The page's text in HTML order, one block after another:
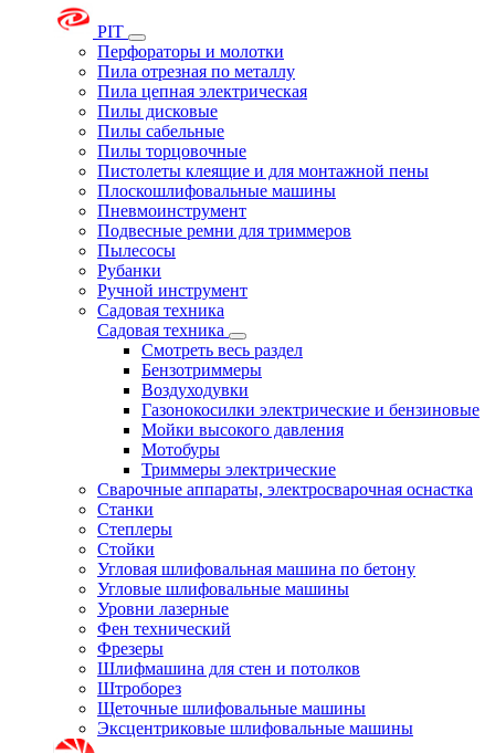
PIT
Перфораторы и молотки
Пила отрезная по металлу
Пила цепная электрическая
Пилы дисковые
Пилы сабельные
Пилы торцовочные
Пистолеты клеящие и для монтажной пены
Плоскошлифовальные машины
Пневмоинструмент
Подвесные ремни для триммеров
Пылесосы
Рубанки
Ручной инструмент
Садовая техника
Садовая техника
Смотреть весь раздел
Бензотриммеры
Воздуходувки
Газонокосилки электрические и бензиновые
Мойки высокого давления
Мотобуры
Триммеры электрические
Сварочные аппараты, электросварочная оснастка
Станки
Степлеры
Стойки
Угловая шлифовальная машина по бетону
Угловые шлифовальные машины
Уровни лазерные
Фен технический
Фрезеры
Шлифмашина для стен и потолков
Штроборез
Щеточные шлифовальные машины
Эксцентриковые шлифовальные машины